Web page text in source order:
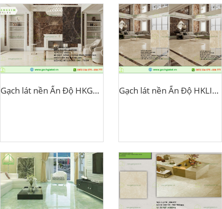
Gạch lát nền Ấn Độ HKGRAT Gạch lát nền Ấn Độ HKLIGHT